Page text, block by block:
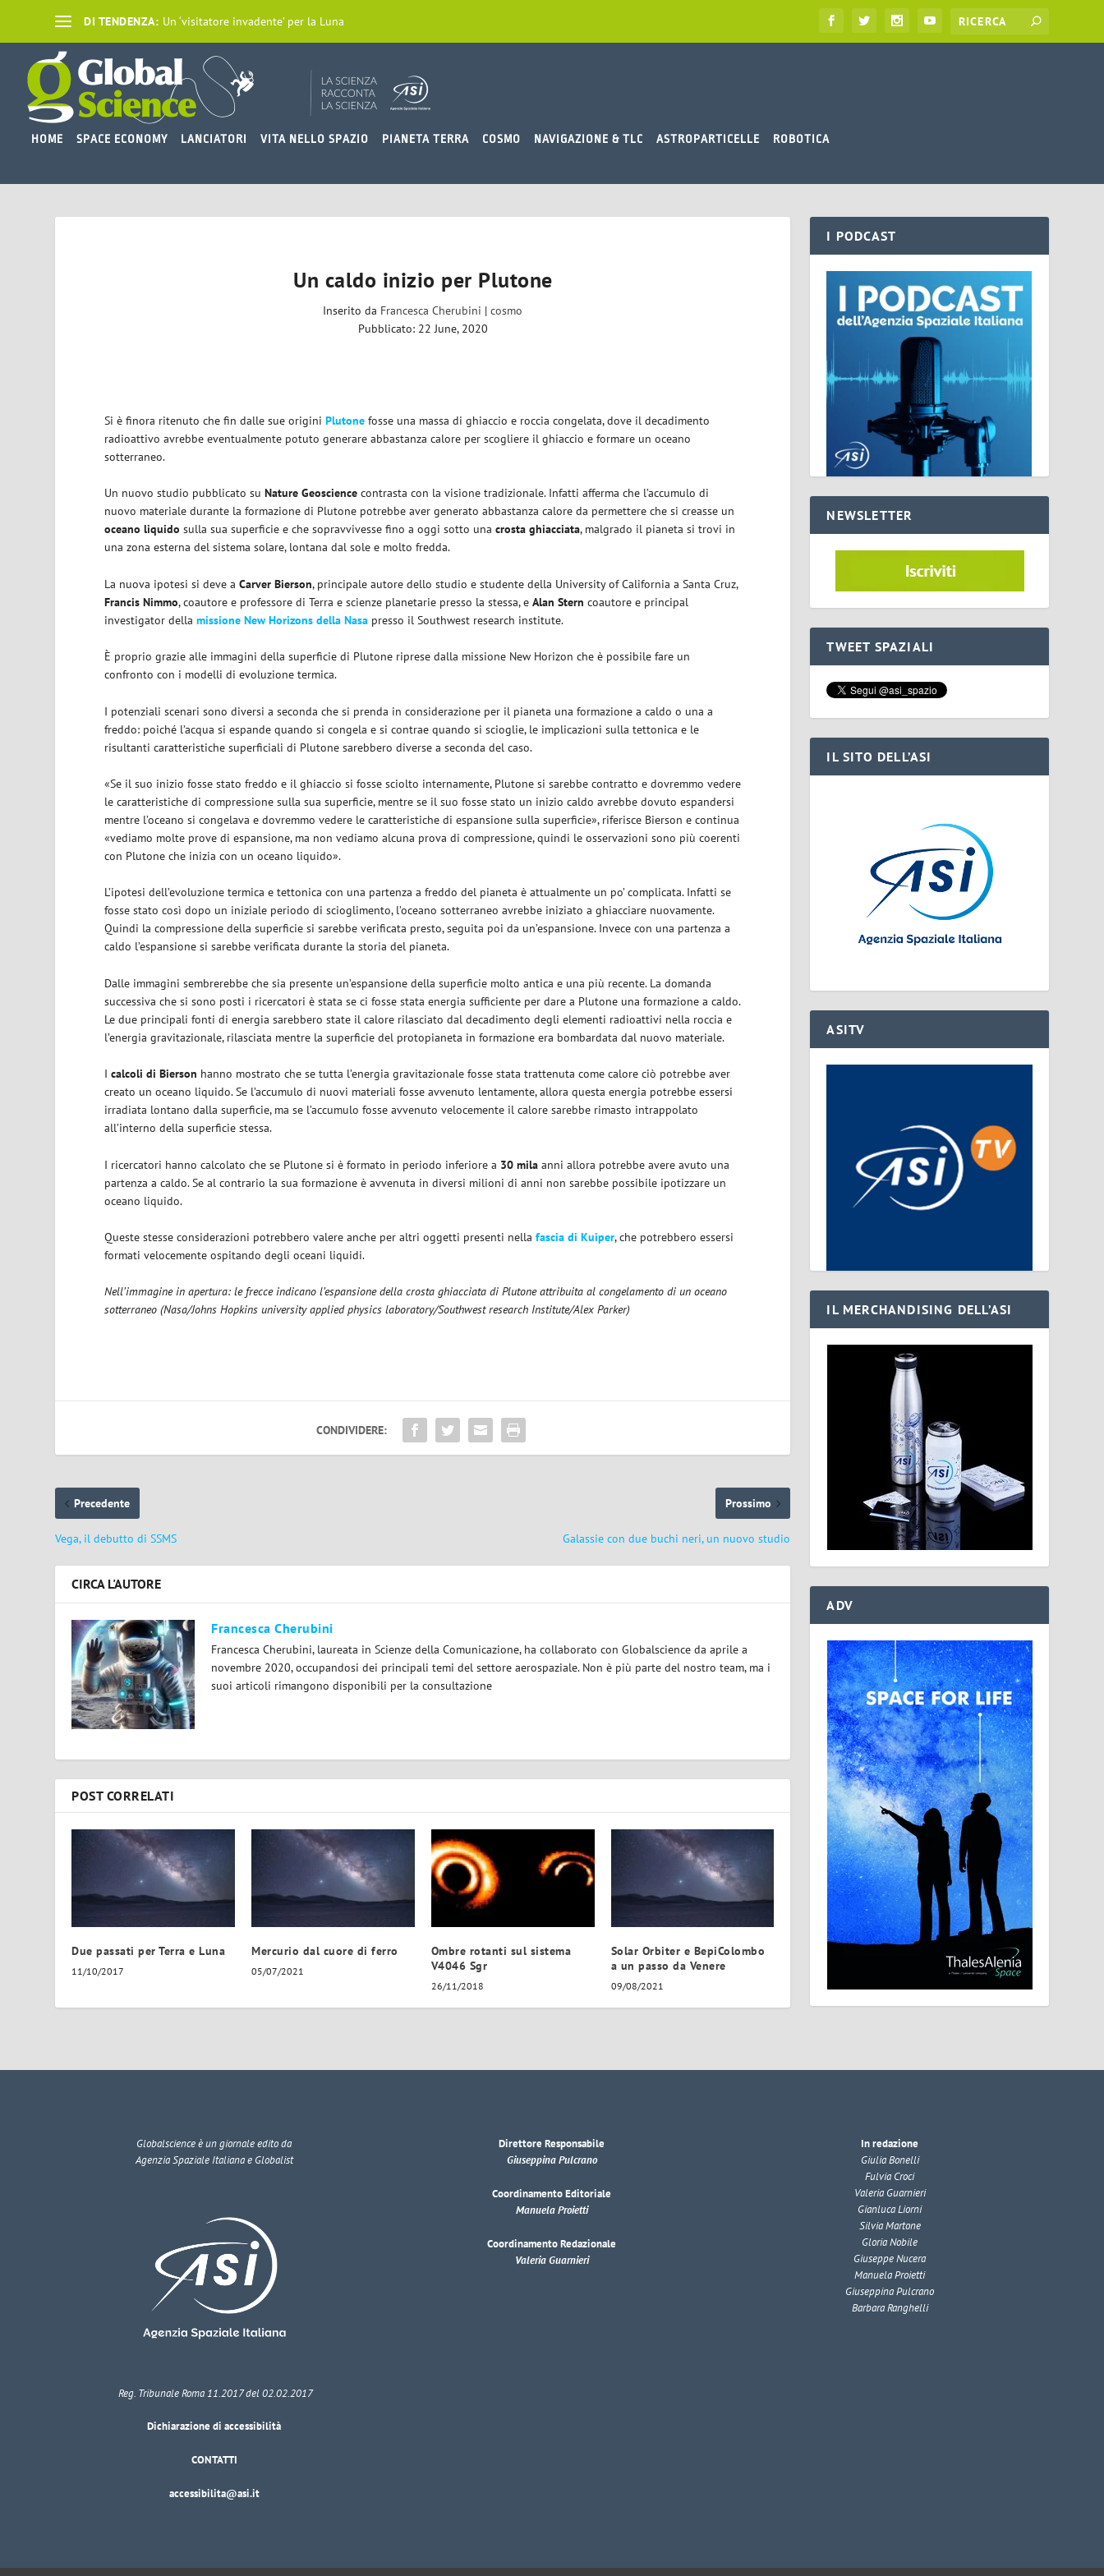
DI TENDENZA: Un ‘visitatore invadente’ per la Luna
HOME SPACE ECONOMY LANCIATORI VITA NELLO SPAZIO PIANETA TERRA COSMO NAVIGAZIONE & TLC ASTROPARTICELLE ROBOTICA
Un caldo inizio per Plutone
Inserito da Francesca Cherubini |cosmo
Pubblicato: 22 June, 2020
Si è finora ritenuto che fin dalle sue originiPlutone fosse una massa di ghiaccio e roccia congelata, dove il decadimento
radioattivo avrebbe eventualmente potuto generare abbastanza calore per scogliere il ghiaccio e formare un oceano
sotterraneo.
Un nuovo studio pubblicato suNature Geoscience contrasta con la visione tradizionale. Infatti afferma che l’accumulo di
nuovo materiale durante la formazione di Plutone potrebbe aver generato abbastanza calore da permettere che si creasse un
oceano liquido sulla sua superficie e che sopravvivesse fino a oggi sotto unacrosta ghiacciata, malgrado il pianeta si trovi in
una zona esterna del sistema solare, lontana dal sole e molto fredda.
La nuova ipotesi si deve aCarver Bierson, principale autore dello studio e studente della University of California a Santa Cruz,
Francis Nimmo, coautore e professore di Terra e scienze planetarie presso la stessa, eAlan Stern coautore e principal
investigator dellamissione New Horizons della Nasa presso il Southwest research institute.
È proprio grazie alle immagini della superficie di Plutone riprese dalla missione New Horizon che è possibile fare un
confronto con i modelli di evoluzione termica.
I potenziali scenari sono diversi a seconda che si prenda in considerazione per il pianeta una formazione a caldo o una a
freddo: poiché l’acqua si espande quando si congela e si contrae quando si scioglie, le implicazioni sulla tettonica e le
risultanti caratteristiche superficiali di Plutone sarebbero diverse a seconda del caso.
«Se il suo inizio fosse stato freddo e il ghiaccio si fosse sciolto internamente, Plutone si sarebbe contratto e dovremmo vedere
le caratteristiche di compressione sulla sua superficie, mentre se il suo fosse stato un inizio caldo avrebbe dovuto espandersi
mentre l’oceano si congelava e dovremmo vedere le caratteristiche di espansione sulla superficie», riferisce Bierson e continua
«vediamo molte prove di espansione, ma non vediamo alcuna prova di compressione, quindi le osservazioni sono più coerenti
con Plutone che inizia con un oceano liquido».
L’ipotesi dell’evoluzione termica e tettonica con una partenza a freddo del pianeta è attualmente un po’ complicata. Infatti se
fosse stato così dopo un iniziale periodo di scioglimento, l’oceano sotterraneo avrebbe iniziato a ghiacciare nuovamente.
Quindi la compressione della superficie si sarebbe verificata presto, seguita poi da un’espansione. Invece con una partenza a
caldo l’espansione si sarebbe verificata durante la storia del pianeta.
Dalle immagini sembrerebbe che sia presente un’espansione della superficie molto antica e una più recente. La domanda
successiva che si sono posti i ricercatori è stata se ci fosse stata energia sufficiente per dare a Plutone una formazione a caldo.
Le due principali fonti di energia sarebbero state il calore rilasciato dal decadimento degli elementi radioattivi nella roccia e
l’energia gravitazionale, rilasciata mentre la superficie del protopianeta in formazione era bombardata dal nuovo materiale.
Icalcoli di Bierson hanno mostrato che se tutta l’energia gravitazionale fosse stata trattenuta come calore ciò potrebbe aver
creato un oceano liquido. Se l’accumulo di nuovi materiali fosse avvenuto lentamente, allora questa energia potrebbe essersi
irradiata lontano dalla superficie, ma se l’accumulo fosse avvenuto velocemente il calore sarebbe rimasto intrappolato
all’interno della superficie stessa.
I ricercatori hanno calcolato che se Plutone si è formato in periodo inferiore a 30 mila anni allora potrebbe avere avuto una
partenza a caldo. Se al contrario la sua formazione è avvenuta in diversi milioni di anni non sarebbe possibile ipotizzare un
oceano liquido.
Queste stesse considerazioni potrebbero valere anche per altri oggetti presenti nellafascia di Kuiper, che potrebbero essersi
formati velocemente ospitando degli oceani liquidi.
Nell’immagine in apertura: le frecce indicano l’espansione della crosta ghiacciata di Plutone attribuita al congelamento di un oceano
sotterraneo (Nasa/Johns Hopkins university applied physics laboratory/Southwest research Institute/Alex Parker)
CONDIVIDERE:
Precedente
Vega, il debutto di SSMS
Prossimo
Galassie con due buchi neri, un nuovo studio
CIRCA L'AUTORE
Francesca Cherubini
Francesca Cherubini, laureata in Scienze della Comunicazione, ha collaborato con Globalscience da aprile a
novembre 2020, occupandosi dei principali temi del settore aerospaziale. Non è più parte del nostro team, ma i
suoi articoli rimangono disponibili per la consultazione
POST CORRELATI
Due passati per Terra e Luna
11/10/2017
Mercurio dal cuore di ferro
05/07/2021
Ombre rotanti sul sistema
V4046 Sgr
26/11/2018
Solar Orbiter e BepiColombo
a un passo da Venere
09/08/2021
I PODCAST
NEWSLETTER
TWEET SPAZIALI
IL SITO DELL’ASI
ASITV
IL MERCHANDISING DELL’ASI
ADV
Globalscienceè un giornale edito da
Agenzia Spaziale Italiana e Globalist
Reg. Tribunale Roma 11.2017 del 02.02.2017
Dichiarazione di accessibilità
CONTATTI
accessibilita@asi.it
Direttore Responsabile
Giuseppina Pulcrano
Coordinamento Editoriale
Manuela Proietti
Coordinamento Redazionale
Valeria Guarnieri
In redazione
Giulia Bonelli
Fulvia Croci
Valeria Guarnieri
Gianluca Liorni
Silvia Martone
Gloria Nobile
Giuseppe Nucera
Manuela Proietti
Giuseppina Pulcrano
Barbara Ranghelli